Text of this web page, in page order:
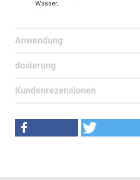
Wasser.
Anwendung
dosierung
Kundenrezensionen